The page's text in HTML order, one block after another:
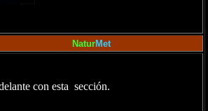
NaturMet
con esta sección.